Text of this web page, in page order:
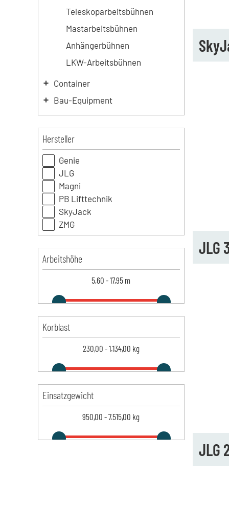
Teleskoparbeitsbühnen
Mastarbeitsbühnen
Anhängerbühnen
LKW-Arbeitsbühnen
Container
Bau-Equipment
Hersteller
Genie
JLG
Magni
PB Lifttechnik
SkyJack
ZMG
Arbeitshöhe
5,60 -17,95 m
Korblast
230,00 -1.134,00 kg
Einsatzgewicht
950,00 -7.515,00 kg
JLG
JLG